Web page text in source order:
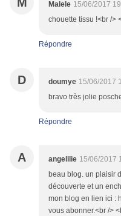
Malele 15/06/2017
chouette tissu !<br />
Répondre
D doumye 15/06/2017
bravo très jolie
Répondre
A angelilie 15/06/2017
beau blog. un plaisir
découverte et un
mon blog en lien ici :
vous abonner.<br />